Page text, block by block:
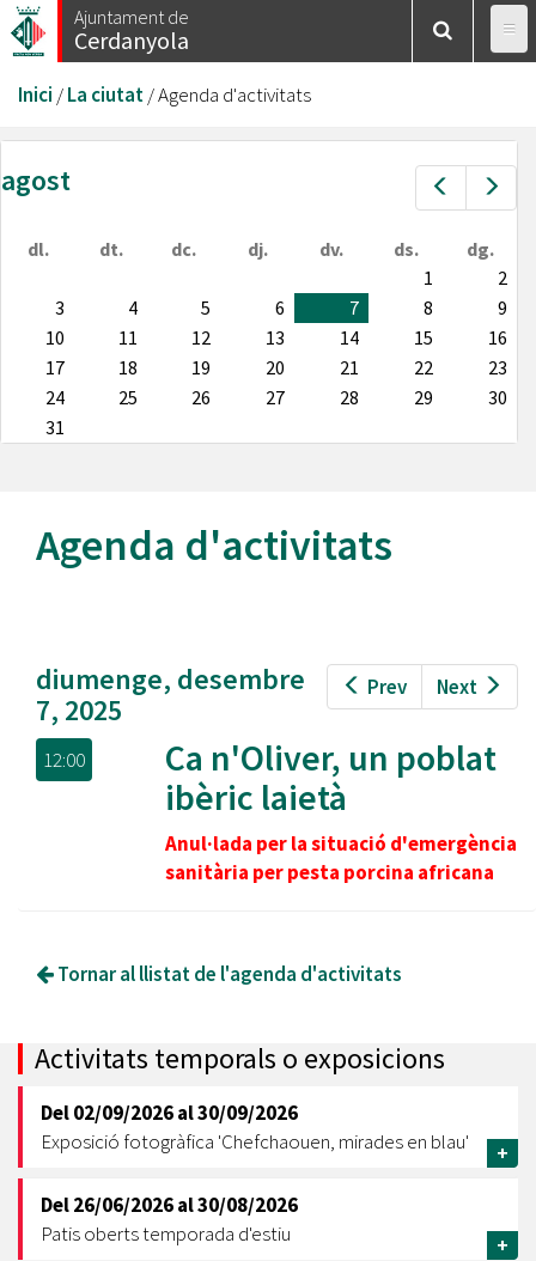
Vés
al
Ajuntament de
Cerdanyola
Esteu
aquí
Inici /La ciutat/Agenda d'activitats
Prev
agost
dl. dt. dc. dj. dv. ds.
dg.
1
2
3
4 5 6 7 8
9
10
11 12 13 14 15
16
17
18 19 20 21 22
23
24
25 26 27 28 29
30
31
Agenda d'activitats
Prev Next
diumenge, desembre
7, 2025
12:00
Ca n'Oliver, un poblat
ibèric laietà
Anul·lada per la situació d'emergència
sanitària per pesta porcina africana
Tornar al llistat de l'agenda d'activitats
Activitats temporals o exposicions
Del02/09/2026al30/09/2026
Exposició fotogràfica 'Chefchaouen, mirades en blau'
+
Del26/06/2026al30/08/2026
Patis oberts temporada d'estiu
+